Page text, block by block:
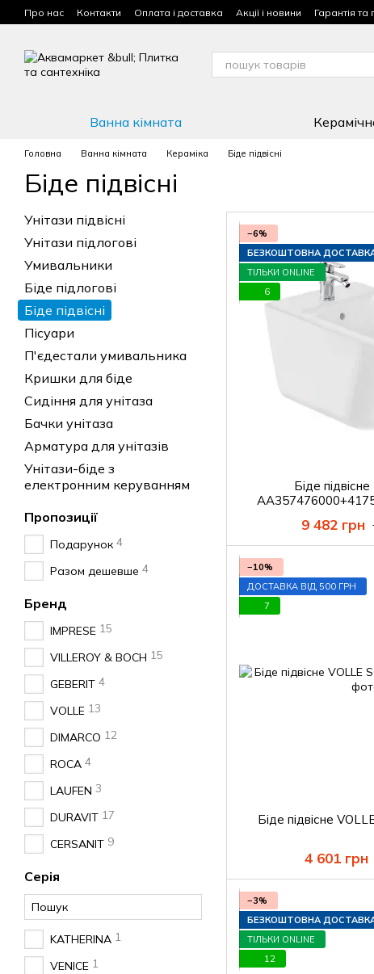
Перейти до основного контенту
Про нас Контакти Оплата і доставка Акції і новини Гарантія
Умови використання сайту
Ванна кімната
Головна Ванна кімната Кераміка Біде підвісні
Біде підвісні
−6%
БЕЗКОШТОВНА
ТІЛЬКИ ONLINE
6
Біде
9 482 грн
−10%
ДОСТАВКА ВІД 500 ГРН
7
Біде підвісне
4 601 грн
−3%
БЕЗКОШТОВНА
ТІЛЬКИ ONLINE
12
Унітази підвісні
Унітази підлогові
Умивальники
Біде підлогові
Біде підвісні
Пісуари
П'єдестали умивальника
Кришки для біде
Сидіння для унітаза
Бачки унітаза
Арматура для унітазів
Унітази-біде з
електронним керуванням
Пропозиції
Подарунок 4
Разом дешевше 4
Бренд
IMPRESE 15
VILLEROY & BOCH 15
GEBERIT 4
VOLLE 13
DIMARCO 12
ROCA 4
LAUFEN 3
DURAVIT 17
CERSANIT 9
Серія
KATHERINA 1
VENICE 1